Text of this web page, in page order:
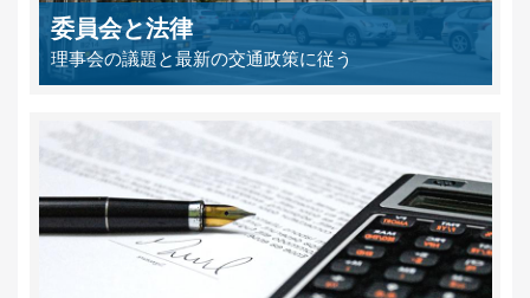
委員会と法律
理事会の議題と最新の交通政策に従う